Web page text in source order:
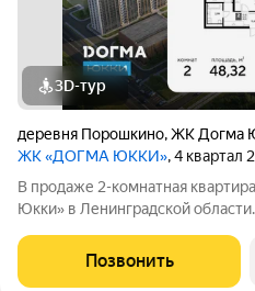
3D-тур
деревня Порошкино,ЖК Догма
ЖК «ДОГМА ЮККИ», 4 квартал
В продаже 2-комнатная
Юкки» в Ленинградской
доступной социальной
расположен в
Позвонить